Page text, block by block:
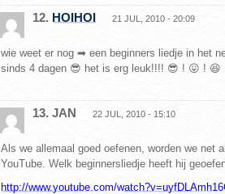
12. HOIHOI 21 JUL, 2010 - 20:09
wie weet er nog ➡ een beginners liedje in het
sinds 4 dagen 😎 het is erg leuk!!!! 😎 ! 😛 !
13. JAN 22 JUL, 2010 - 15:10
Als we allemaal goed oefenen, worden we net
YouTube. Welk beginnersliedje heeft hij
http://www.youtube.com/